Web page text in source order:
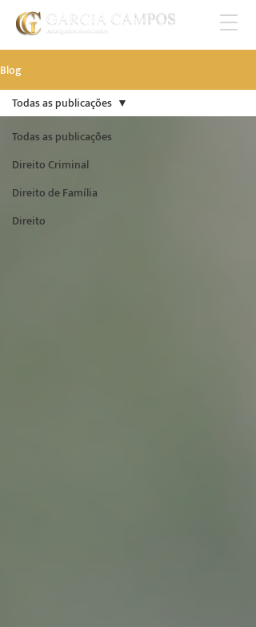
Blog
Todas as publicações
Direito Criminal
Direito de Família
Direito
Todas as publicações